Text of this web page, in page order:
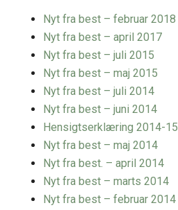
Nyt fra best – februar 2018
Nyt fra best – april 2017
Nyt fra best – juli 2015
Nyt fra best – maj 2015
Nyt fra best – juli 2014
Nyt fra best – juni 2014
Hensigtserklæring 2014-15
Nyt fra best – maj 2014
Nyt fra best. – april 2014
Nyt fra best – marts 2014
Nyt fra best – februar 2014